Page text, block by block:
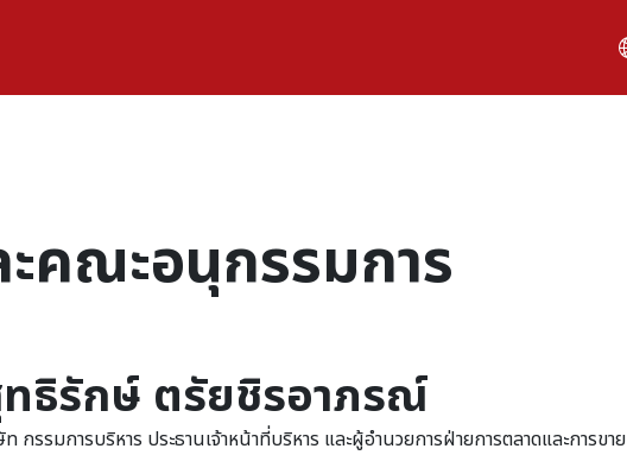
คณะอนุกรรมการ
ธิรักษ์ ตรัยชิรอาภรณ์
กรรมการบริหาร ประธานเจ้าหน้าที่บริหาร และผู้อำนวยการฝ่ายการตลาดและการขาย